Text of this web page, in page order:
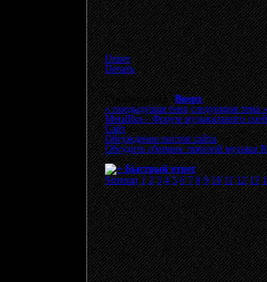
Ответ
Печать
Страницы: [1]Вверх
« предыдущая тема следующая тема »
MetalRus - Форум музыкального
Сайт»
Обсуждение постов сайта»
Обсудить сборник тяжелой музыки
Быстрый ответ
Sitemap 1 2 3 4 5 6 7 8 9 10 11 12 13